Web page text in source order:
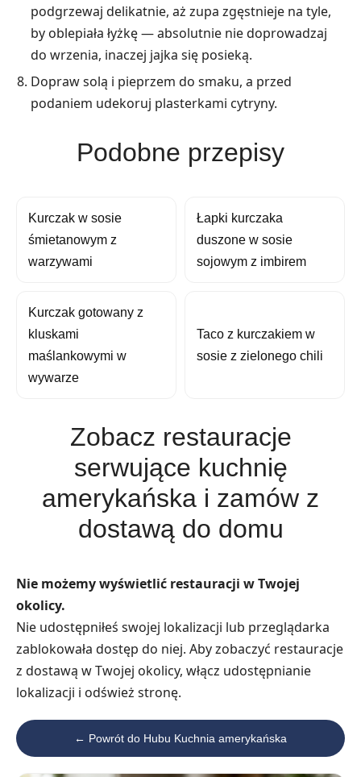
podgrzewaj delikatnie, aż zupa zgęstnieje na tyle,
by oblepiała łyżkę — absolutnie nie doprowadzaj
do wrzenia, inaczej jajka się posieką.
Dopraw solą i pieprzem do smaku, a przed
podaniem udekoruj plasterkami cytryny.
Podobne przepisy
Kurczak w sosie
śmietanowym z
warzywami
Łapki kurczaka
duszone w sosie
sojowym z imbirem
Kurczak gotowany z
kluskami
maślankowymi w
wywarze
Taco z kurczakiem w
sosie z zielonego chili
Zobacz restauracje
serwujące kuchnię
amerykańska i zamów z
dostawą do domu
Nie możemy wyświetlić restauracji w Twojej
okolicy.
Nie udostępniłeś swojej lokalizacji lub przeglądarka
zablokowała dostęp do niej. Aby zobaczyć restauracje
z dostawą w Twojej okolicy, włącz udostępnianie
lokalizacji i odśwież stronę.
← Powrót do Hubu Kuchnia amerykańska